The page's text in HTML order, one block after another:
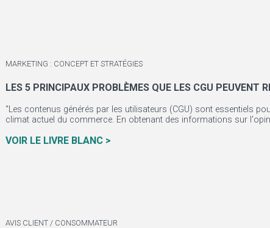
MARKETING : CONCEPT ET STRATÉGIES
LES 5 PRINCIPAUX PROBLÈMES QUE LES CGU PEUVENT
"Les contenus générés par les utilisateurs (CGU) sont essentiels
climat actuel du commerce. En obtenant des informations sur
VOIR LE LIVRE BLANC >
AVIS CLIENT / CONSOMMATEUR